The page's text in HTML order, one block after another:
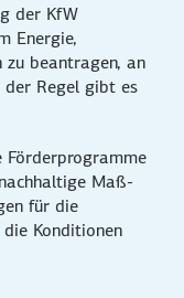
der KfW
Energie,
zu beantragen, an
der Regel gibt es
Förder­programme
Maß­
für die
Konditionen